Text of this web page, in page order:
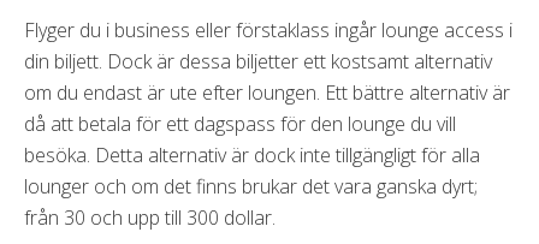
Flyger du i business eller förstaklass ingår lounge access i
din biljett. Dock är dessa biljetter ett kostsamt alternativ
om du endast är ute efter loungen. Ett bättre alternativ är
då att betala för ett dagspass för den lounge du vill
besöka. Detta alternativ är dock inte tillgängligt för alla
lounger och om det finns brukar det vara ganska dyrt;
från 30 och upp till 300 dollar.